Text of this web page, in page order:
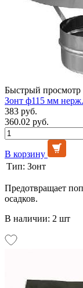
Быстрый просмотр
Зонт ф115 мм
383 руб.
360.02 руб.
В корзину
Тип: Зонт
Предотвращает
осадков.
В наличии: 2 шт